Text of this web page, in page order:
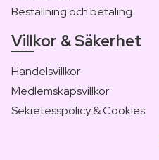
Beställning och betaling
Villkor & Säkerhet
Handelsvillkor
Medlemskapsvillkor
Sekretesspolicy & Cookies